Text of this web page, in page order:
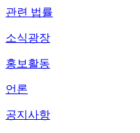
관련 법률
소식광장
홍보활동
언론
공지사항